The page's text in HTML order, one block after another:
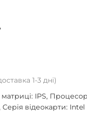
1-3 дні)
матриці: IPS,
відеокарти: Intel